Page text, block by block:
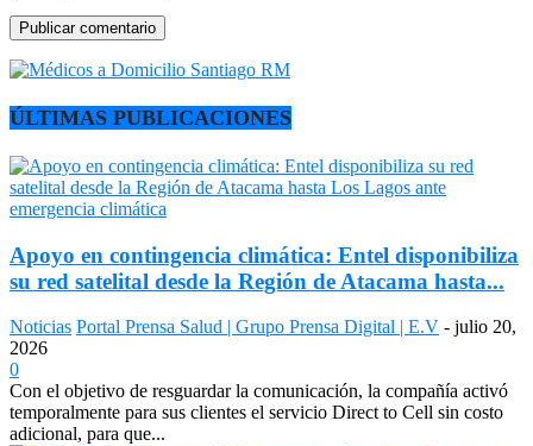
ÚLTIMAS PUBLICACIONES
Apoyo en contingencia climática: Entel disponibiliza
su red satelital desde la Región de Atacama hasta...
Noticias Portal Prensa Salud | Grupo Prensa Digital | E.V - julio 20,
2026
0
Con el objetivo de resguardar la comunicación, la compañía activó
temporalmente para sus clientes el servicio Direct to Cell sin costo
adicional, para que...